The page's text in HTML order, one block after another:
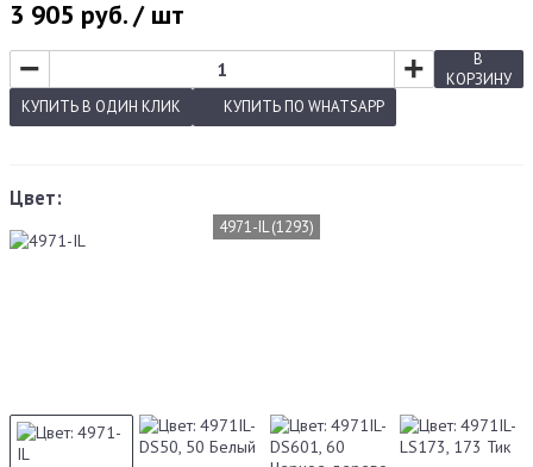
3 905 руб. / шт
− +
В
КОРЗИНУ
КУПИТЬ В ОДИН КЛИК КУПИТЬ ПО WHATSAPP
Цвет:
4971-IL (1293)